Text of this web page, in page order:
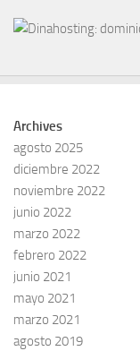
Archives
agosto 2025
diciembre 2022
noviembre 2022
junio 2022
marzo 2022
febrero 2022
junio 2021
mayo 2021
marzo 2021
agosto 2019